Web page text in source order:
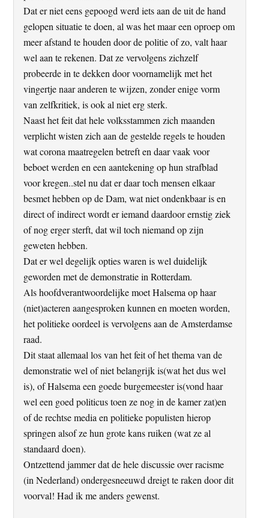
Dat er niet eens gepoogd werd iets aan de uit de hand
gelopen situatie te doen, al was het maar een oproep om
meer afstand te houden door de politie of zo, valt haar
wel aan te rekenen. Dat ze vervolgens zichzelf
probeerde in te dekken door voornamelijk met het
vingertje naar anderen te wijzen, zonder enige vorm
van zelfkritiek, is ook al niet erg sterk.
Naast het feit dat hele volksstammen zich maanden
verplicht wisten zich aan de gestelde regels te houden
wat corona maatregelen betreft en daar vaak voor
beboet werden en een aantekening op hun strafblad
voor kregen..stel nu dat er daar toch mensen elkaar
besmet hebben op de Dam, wat niet ondenkbaar is en
direct of indirect wordt er iemand daardoor ernstig ziek
of nog erger sterft, dat wil toch niemand op zijn
geweten hebben.
Dat er wel degelijk opties waren is wel duidelijk
geworden met de demonstratie in Rotterdam.
Als hoofdverantwoordelijke moet Halsema op haar
(niet)acteren aangesproken kunnen en moeten worden,
het politieke oordeel is vervolgens aan de Amsterdamse
raad.
Dit staat allemaal los van het feit of het thema van de
demonstratie wel of niet belangrijk is(wat het dus wel
is), of Halsema een goede burgemeester is(vond haar
wel een goed politicus toen ze nog in de kamer zat)en
of de rechtse media en politieke populisten hierop
springen alsof ze hun grote kans ruiken (wat ze al
standaard doen).
Ontzettend jammer dat de hele discussie over racisme
(in Nederland) ondergesneeuwd dreigt te raken door dit
voorval! Had ik me anders gewenst.